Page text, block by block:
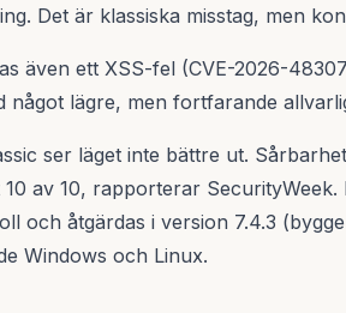
Det är klassiska misstag, men
även ett XSS-fel (CVE-2026-
något lägre, men fortfarande
ser läget inte bättre ut.
10 av 10, rapporterar
och åtgärdas i version 7.4.3
Windows och Linux.